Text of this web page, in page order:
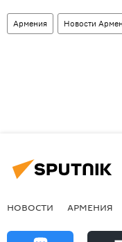
Армения Новости
НОВОСТИ АРМЕНИЯ